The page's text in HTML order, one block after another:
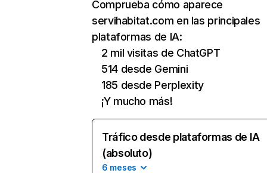
Comprueba cómo aparece
servihabitat.com en las principales
plataformas de IA:
2 mil visitas de ChatGPT
514 desde Gemini
185 desde Perplexity
¡Y mucho más!
Tráfico desde plataformas de IA
(absoluto)
6 meses